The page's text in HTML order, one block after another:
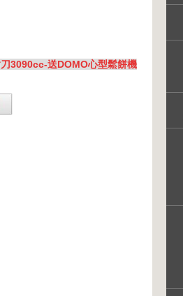
3090cc-送DOMO心型鬆餅機